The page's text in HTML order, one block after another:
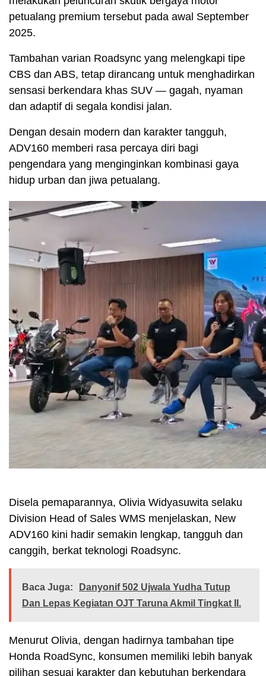
petualang premium tersebut pada awal September
2025.
Tambahan varian Roadsync yang melengkapi tipe
CBS dan ABS, tetap dirancang untuk menghadirkan
sensasi berkendara khas SUV — gagah, nyaman
dan adaptif di segala kondisi jalan.
Dengan desain modern dan karakter tangguh,
ADV160 memberi rasa percaya diri bagi
pengendara yang menginginkan kombinasi gaya
hidup urban dan jiwa petualang.
Disela pemaparannya, Olivia Widyasuwita selaku
Division Head of Sales WMS menjelaskan, New
ADV160 kini hadir semakin lengkap, tangguh dan
canggih, berkat teknologi Roadsync.
Baca Juga:
Danyonif 502 Ujwala Yudha Tutup
Dan Lepas Kegiatan OJT Taruna Akmil Tingkat II.
Menurut Olivia, dengan hadirnya tambahan tipe
Honda RoadSync, konsumen memiliki lebih banyak
pilihan sesuai karakter dan kebutuhan berkendara